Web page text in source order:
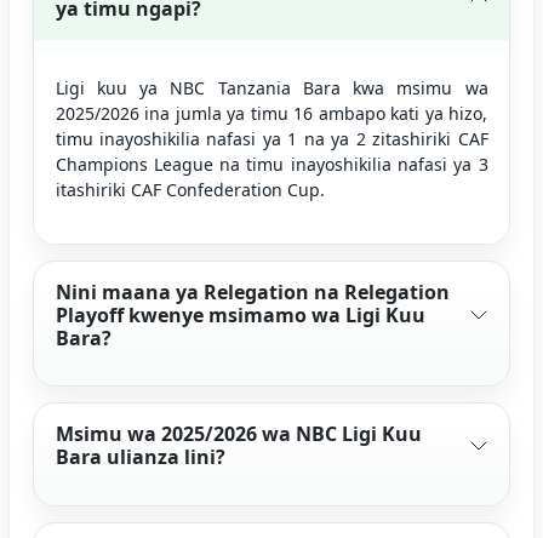
ya timu ngapi?
Ligi kuu ya NBC Tanzania Bara kwa msimu wa
2025/2026 ina jumla ya timu 16 ambapo kati ya hizo,
timu inayoshikilia nafasi ya 1 na ya 2 zitashiriki CAF
Champions League na timu inayoshikilia nafasi ya 3
itashiriki CAF Confederation Cup.
Nini maana ya Relegation na Relegation
Playoff kwenye msimamo wa Ligi Kuu
Bara?
Msimu wa 2025/2026 wa NBC Ligi Kuu
Bara ulianza lini?